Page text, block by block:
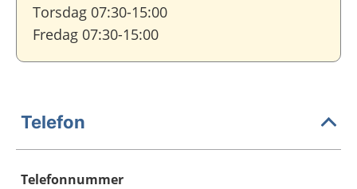
Torsdag 07:30-15:00
Fredag 07:30-15:00
Telefon
Telefonnummer